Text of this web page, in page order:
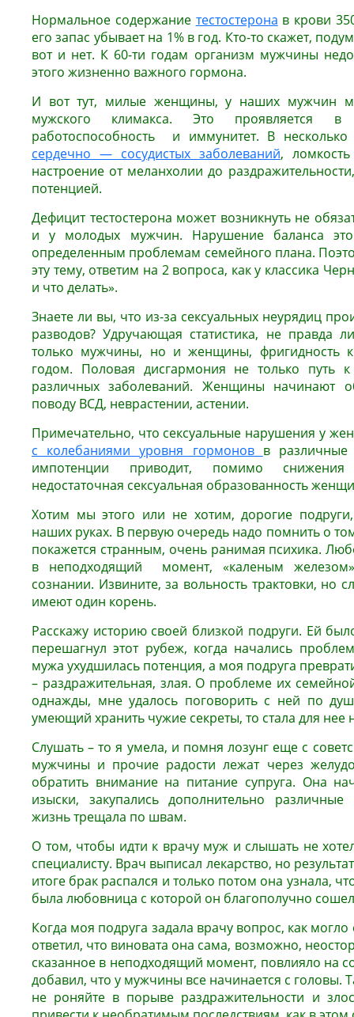
Нормальное содержание тестостерона в крови
его запас убывает на 1% в год. Кто-то скажет,
вот и нет. К 60-ти годам организм мужчины
этого жизненно важного гормона.
И вот тут, милые женщины, у наших мужчин
мужского климакса. Это проявляется
работоспособность и иммунитет. В
сердечно — сосудистых заболеваний,
настроение от меланхолии до
потенцией.
Дефицит тестостерона может возникнуть не
и у молодых мужчин. Нарушение баланса
определенным проблемам семейного плана.
эту тему, ответим на 2 вопроса, как у классика
и что делать».
Знаете ли вы, что из-за сексуальных неурядиц
разводов? Удручающая статистика, не правда
только мужчины, но и женщины, фригидность
годом. Половая дисгармония не только путь
различных заболеваний. Женщины начинают
поводу ВСД, неврастении, астении.
Примечательно, что сексуальные нарушения у
с колебаниями уровня гормонов в
импотенции приводит, помимо снижения
недостаточная сексуальная образованность
Хотим мы этого или не хотим, дорогие
наших руках. В первую очередь надо помнить о
покажется странным, очень ранимая психика.
в неподходящий момент, «каленым
сознании. Извините, за вольность трактовки, но
имеют один корень.
Расскажу историю своей близкой подруги. Ей
перешагнул этот рубеж, когда начались
мужа ухудшилась потенция, а моя подруга
– раздражительная, злая. О проблеме их
однажды, мне удалось поговорить с ней по
умеющий хранить чужие секреты, то стала для нее
Слушать – то я умела, и помня лозунг еще с
мужчины и прочие радости лежат через
обратить внимание на питание супруга. Она
изыски, закупались дополнительно
жизнь трещала по швам.
О том, чтобы идти к врачу муж и слышать не
специалисту. Врач выписал лекарство, но
итоге брак распался и только потом она узнала,
была любовница с которой он благополучно
Когда моя подруга задала врачу вопрос, как
ответил, что виновата она сама, возможно,
сказанное в неподходящий момент, повлияло на
добавил, что у мужчины все начинается с головы.
не роняйте в порыве раздражительности и